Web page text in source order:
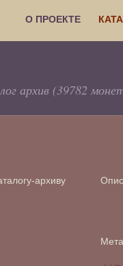
О ПРОЕКТЕ
архив (39782
архиву